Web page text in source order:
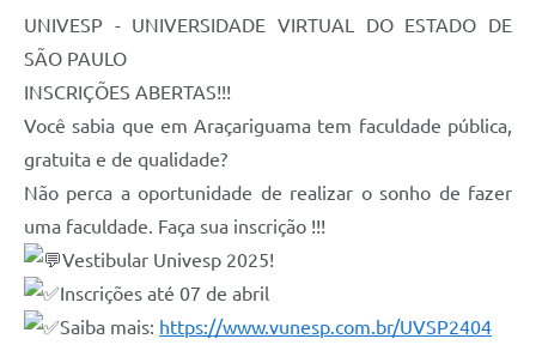
UNIVESP - UNIVERSIDADE VIRTUAL DO ESTADO DE
SÃO PAULO
INSCRIÇÕES ABERTAS!!!
Você sabia que em Araçariguama tem faculdade pública,
gratuita e de qualidade?
Não perca a oportunidade de realizar o sonho de fazer
uma faculdade. Faça sua inscrição !!!
Vestibular Univesp 2025!
Inscrições até 07 de abril
Saiba mais: https://www.vunesp.com.br/UVSP2404